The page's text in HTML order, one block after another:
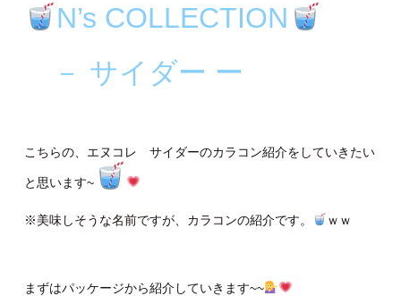
N’s COLLECTION
－ サイダー ー
こちらの、エヌコレ サイダーのカラコン紹介をしていきたい
と思います~
※美味しそうな名前ですが、カラコンの紹介です。 ｗｗ
まずはパッケージから紹介していきます~~